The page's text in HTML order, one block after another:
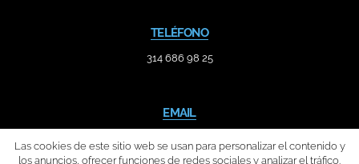
TELÉFONO
314 686 98 25
EMAIL
Las cookies de este sitio web se usan para personalizar el contenido y
los anuncios, ofrecer funciones de redes sociales y analizar el tráfico.